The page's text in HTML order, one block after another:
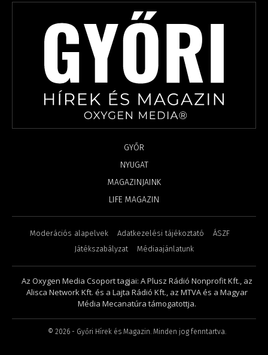
GYŐR
NYUGAT
MAGAZINJAINK
LIFE MAGAZIN
Moderációs alapelvek Adatkezelési tájékoztató
ÁSZF
Játékszabályzat
Médiaajánlatunk
Az Oxygen Media Csoport tagjai: A Plusz Rádió Nonprofit Kft., az
Alisca Network Kft. és a Lajta Rádió Kft., az MTVA és a Magyar
Média Mecanatúra támogatottja.
© 2026 - Győri Hírek és Magazin. Minden jog fenntartva.